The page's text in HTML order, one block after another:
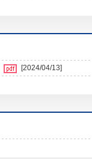
[2024/04/13]